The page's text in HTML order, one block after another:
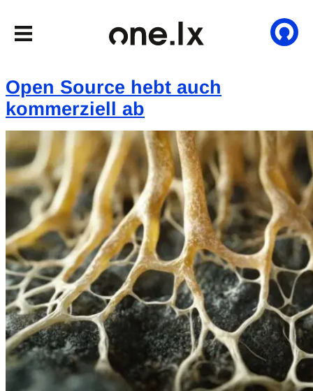
Open Source hebt auch
kommerziell ab